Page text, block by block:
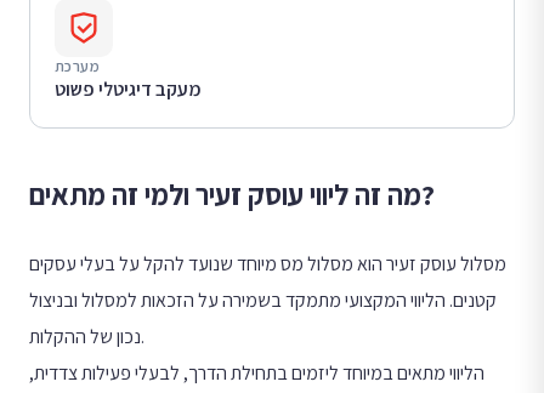
מערכת
מעקב דיגיטלי פשוט
מה זה ליווי עוסק זעיר ולמי זה מתאים?
מסלול עוסק זעיר הוא מסלול מס מיוחד שנועד להקל על בעלי עסקים
קטנים. הליווי המקצועי מתמקד בשמירה על הזכאות למסלול ובניצול
נכון של ההקלות.
הליווי מתאים במיוחד ליזמים בתחילת הדרך, לבעלי פעילות צדדית,